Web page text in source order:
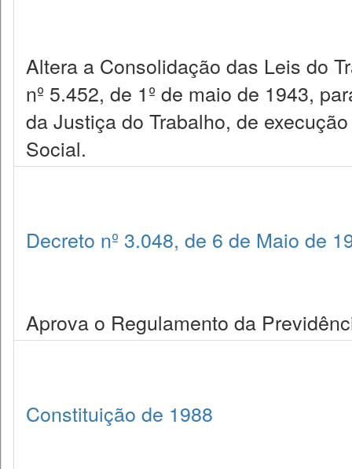
Altera a Consolidação das Leis do
nº 5.452, de 1º de maio de 1943,
da Justiça do Trabalho, de
Social.
Decreto nº 3.048, de 6 de Maio de
Aprova o Regulamento da
Constituição de 1988